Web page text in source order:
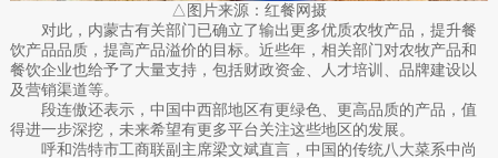
△图片来源：红餐网摄
对此，内蒙古有关部门已确立了输出更多优质农牧产品，提升餐
饮产品品质，提高产品溢价的目标。近些年，相关部门对农牧产品和
餐饮企业也给予了大量支持，包括财政资金、人才培训、品牌建设以
及营销渠道等。
段连傲还表示，中国中西部地区有更绿色、更高品质的产品，值
得进一步深挖，未来希望有更多平台关注这些地区的发展。
呼和浩特市工商联副主席梁文斌直言，中国的传统八大菜系中尚